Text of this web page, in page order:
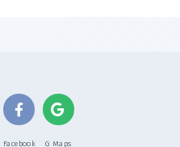
Facebook G Maps